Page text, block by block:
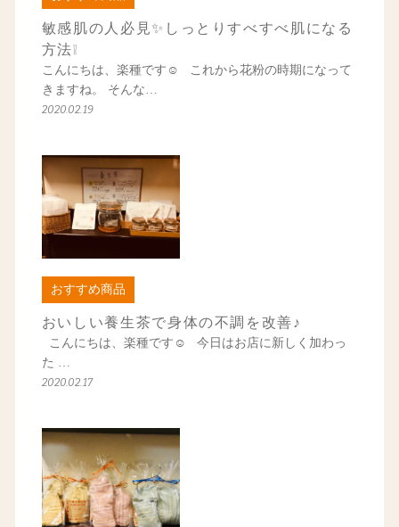
敏感肌の人必見✨しっとりすべすべ肌になる
方法❕
こんにちは、楽種です☺ これから花粉の時期になって
きますね。 そんな…
2020.02.19
おすすめ商品
おいしい養生茶で身体の不調を改善♪
こんにちは、楽種です☺ 今日はお店に新しく加わっ
た …
2020.02.17